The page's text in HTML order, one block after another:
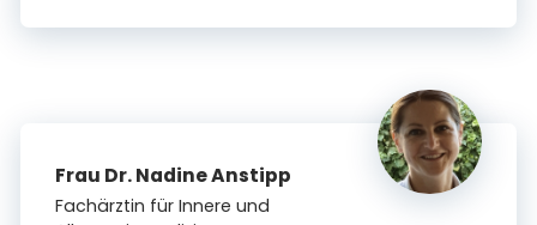
Frau Dr. Nadine Anstipp
Fachärztin für Innere und